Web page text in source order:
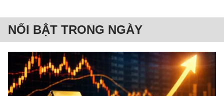
NỔI BẬT TRONG NGÀY